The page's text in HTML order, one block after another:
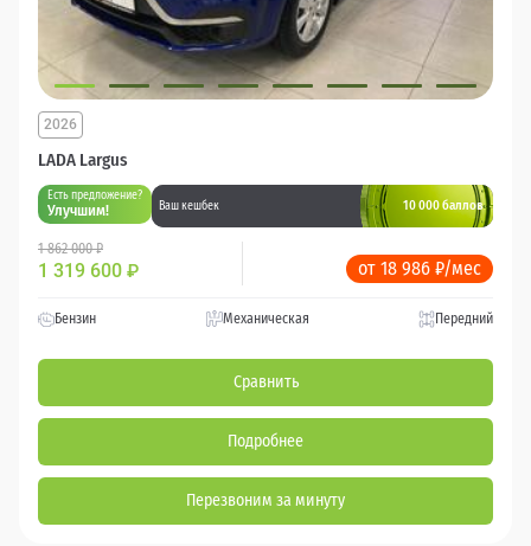
LADA Largus
2026
Есть предложение?
Улучшим! Ваш кешбек 10 000 баллов
1 862 000 ₽
1 319 600 ₽ от 18 986 ₽/мес
Бензин Механическая Передний
Сравнить
Подробнее
Перезвоним за минуту